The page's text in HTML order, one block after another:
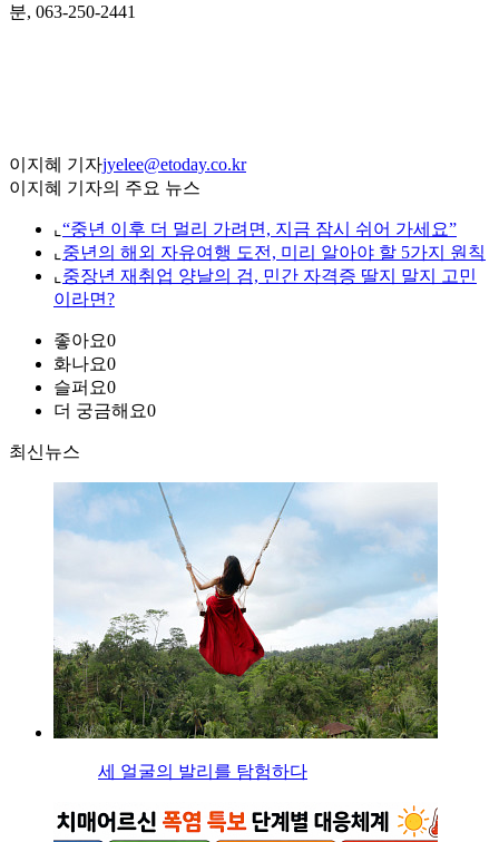
분, 063-250-2441
이지혜 기자jyelee@etoday.co.kr
이지혜 기자의 주요 뉴스
⌞ “중년 이후 더 멀리 가려면, 지금 잠시 쉬어 가세요”
⌞ 중년의 해외 자유여행 도전, 미리 알아야 할 5가지 원칙
⌞ 중장년 재취업 양날의 검, 민간 자격증 딸지 말지 고민
이라면?
좋아요0
화나요0
슬퍼요0
더 궁금해요0
최신뉴스
세 얼굴의 발리를 탐험하다